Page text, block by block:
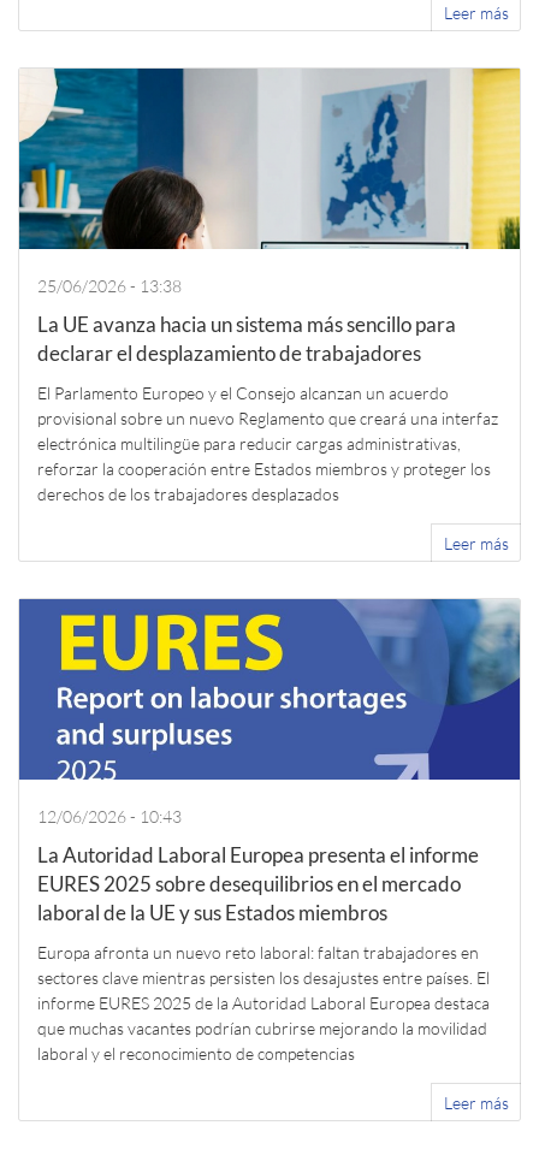
Leer más
25/06/2026 - 13:38
La UE avanza hacia un sistema más sencillo para
declarar el desplazamiento de trabajadores
El Parlamento Europeo y el Consejo alcanzan un acuerdo
provisional sobre un nuevo Reglamento que creará una interfaz
electrónica multilingüe para reducir cargas administrativas,
reforzar la cooperación entre Estados miembros y proteger los
derechos de los trabajadores desplazados
Leer más
12/06/2026 - 10:43
La Autoridad Laboral Europea presenta el informe
EURES 2025 sobre desequilibrios en el mercado
laboral de la UE y sus Estados miembros
Europa afronta un nuevo reto laboral: faltan trabajadores en
sectores clave mientras persisten los desajustes entre países. El
informe EURES 2025 de la Autoridad Laboral Europea destaca
que muchas vacantes podrían cubrirse mejorando la movilidad
laboral y el reconocimiento de competencias
Leer más